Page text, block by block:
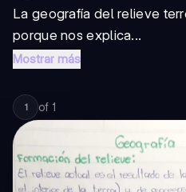
La geografía del relieve
porque nos explica...
Mostrar más
1 of 1